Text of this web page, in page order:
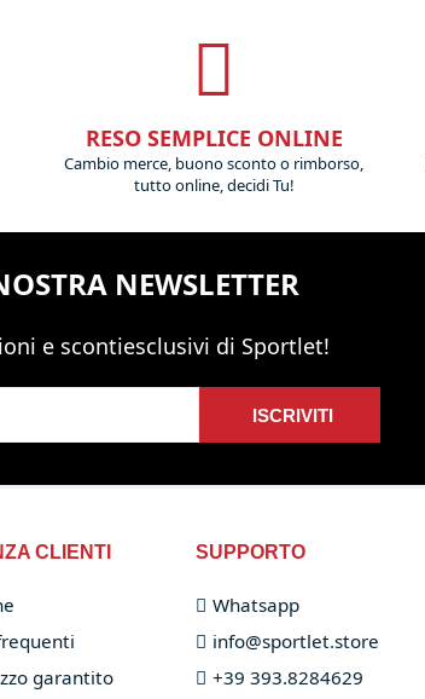
RESO SEMPLICE ONLINE
Cambio merce, buono sconto o rimborso,
tutto online, decidi Tu!
NEWSLETTER
e scontiesclusivi di Sportlet!
ISCRIVITI
CLIENTI
garantito
SUPPORTO
Whatsapp
info@sportlet.store​
+39 393.8284629